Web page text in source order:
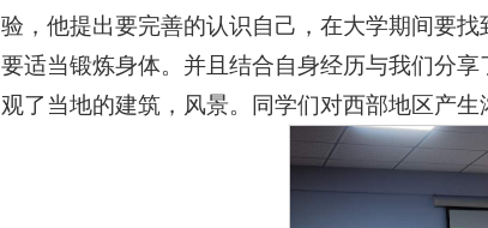
验，他提出要完善的认识自己，在大学期间要
要适当锻炼身体。并且结合自身经历与我们分
观了当地的建筑，风景。同学们对西部地区产生